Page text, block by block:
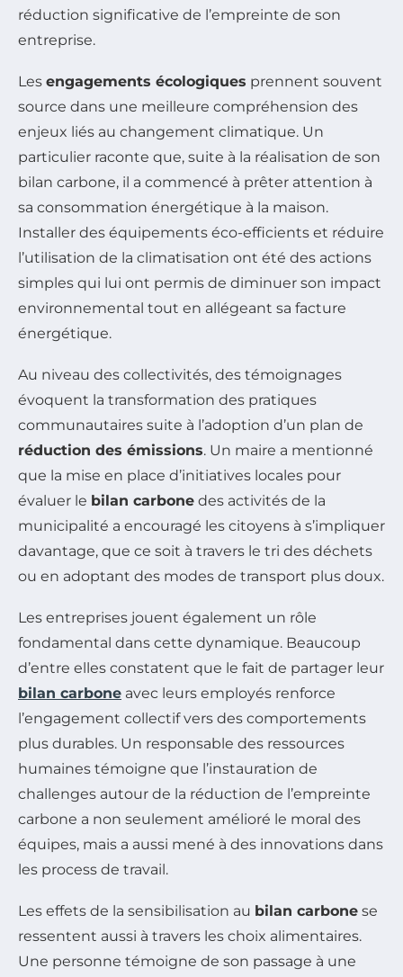
réduction significative de l’empreinte de son
entreprise.
Les engagements écologiques prennent souvent
source dans une meilleure compréhension des
enjeux liés au changement climatique. Un
particulier raconte que, suite à la réalisation de son
bilan carbone, il a commencé à prêter attention à
sa consommation énergétique à la maison.
Installer des équipements éco-efficients et réduire
l’utilisation de la climatisation ont été des actions
simples qui lui ont permis de diminuer son impact
environnemental tout en allégeant sa facture
énergétique.
Au niveau des collectivités, des témoignages
évoquent la transformation des pratiques
communautaires suite à l’adoption d’un plan de
réduction des émissions. Un maire a mentionné
que la mise en place d’initiatives locales pour
évaluer le bilan carbone des activités de la
municipalité a encouragé les citoyens à s’impliquer
davantage, que ce soit à travers le tri des déchets
ou en adoptant des modes de transport plus doux.
Les entreprises jouent également un rôle
fondamental dans cette dynamique. Beaucoup
d’entre elles constatent que le fait de partager leur
bilan carbone avec leurs employés renforce
l’engagement collectif vers des comportements
plus durables. Un responsable des ressources
humaines témoigne que l’instauration de
challenges autour de la réduction de l’empreinte
carbone a non seulement amélioré le moral des
équipes, mais a aussi mené à des innovations dans
les process de travail.
Les effets de la sensibilisation au bilan carbone se
ressentent aussi à travers les choix alimentaires.
Une personne témoigne de son passage à une